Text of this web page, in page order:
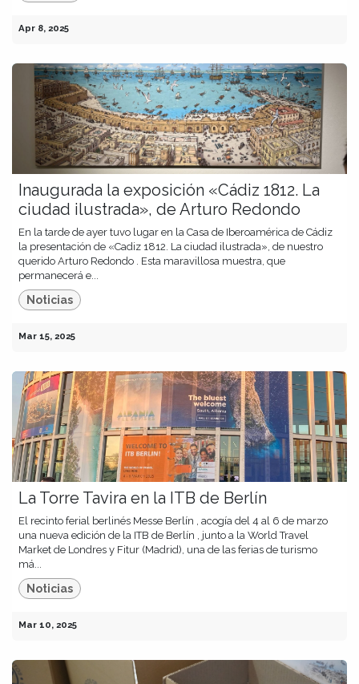
Apr 8, 2025
Inaugurada la exposición «Cádiz 1812. La
ciudad ilustrada», de Arturo Redondo
En la tarde de ayer tuvo lugar en la Casa de Iberoamérica de Cádiz
la presentación de «Cadiz 1812. La ciudad ilustrada», de nuestro
querido Arturo Redondo . Esta maravillosa muestra, que
permanecerá e...
Noticias
Mar 15, 2025
La Torre Tavira en la ITB de Berlín
El recinto ferial berlinés Messe Berlín , acogía del 4 al 6 de marzo
una nueva edición de la ITB de Berlín , junto a la World Travel
Market de Londres y Fitur (Madrid), una de las ferias de turismo
má...
Noticias
Mar 10, 2025